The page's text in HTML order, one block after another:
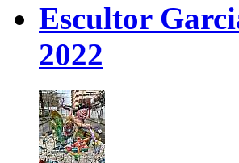
Escultor
2022